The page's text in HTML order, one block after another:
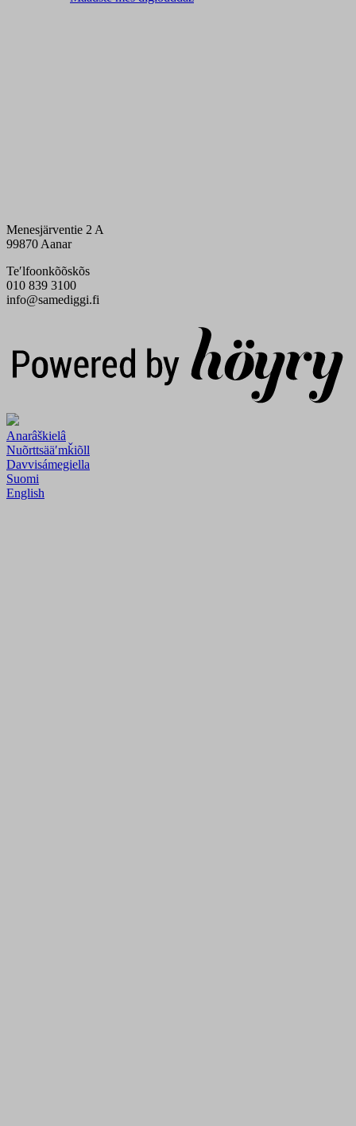
Menesjärventie 2 A
99870 Aanar
Teʹlfoonkõõskõs
010 839 3100
info@samediggi.fi
Anarâškielâ
Nuõrttsääʹmǩiõll
Davvisámegiella
Suomi
English